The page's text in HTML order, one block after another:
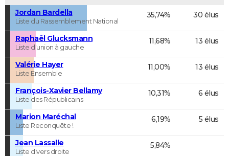
Jordan Bardella
Liste du Rassemblement National
35,74% 30 élus
Raphaël Glucksmann
Liste d'union à gauche
11,68% 13 élus
Valérie Hayer
Liste Ensemble
11,00% 13 élus
François-Xavier Bellamy
Liste des Républicains
10,31% 6 élus
Marion Maréchal
Liste Reconquête !
6,19% 5 élus
Jean Lassalle
Liste divers droite
5,84%